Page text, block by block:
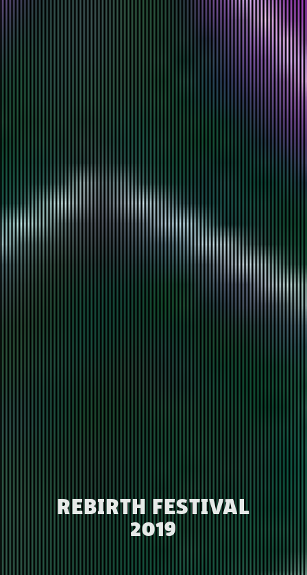
REBIRTH FESTIVAL
2019